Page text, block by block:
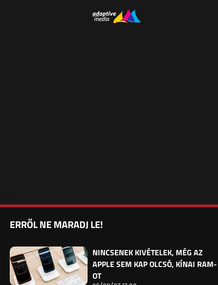
ERRŐL NE MARADJ LE!
NINCSENEK KIVÉTELEK, MÉG AZ
APPLE SEM KAP OLCSÓ, KÍNAI RAM-
OT